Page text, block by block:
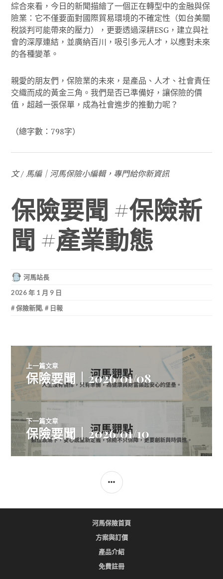
綜合來看，今日的新聞描繪了一個正在轉型中的金融與保
險業：它不僅要面對國際貿易環境的不確定性（如台美關
稅談判可能帶來的壓力），更要透過深耕ESG，建立與社
會的深厚連結，並廣納百川，吸引多元人才，以應對未來
的各種變革。
親愛的朋友們，保險業的未來，是產品、人才、社會責任
交織而成的黃金三角。我們是否已準備好，讓保險的價
值，超越一張保單，成為社會進步的推動力呢？
（總字數：798字）
文 / 馬編｜河馬保險小編輯，專門給你新資訊
保險要聞 #保險新
聞 #產業動態
河馬站長
2026 年 1 月 9 日
保險新聞, 日報
文
章
導
覽
上一篇文章
上
一
篇
文
章:
保險要聞｜2026/01/08
下一篇文章
下
一
篇
保險要聞｜2026/01/10
SIDEBAR
河馬保險首頁
方案與訂價
產品介紹
免費註冊